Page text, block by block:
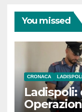
You missed
CRONACA
Ladispoli: